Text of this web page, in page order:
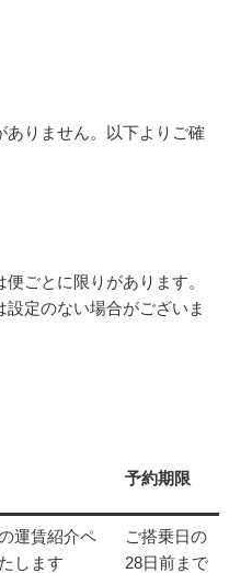
りません。以下よりご確
ごとに限りがあります。
設定のない場合がございま
予約期限
運賃紹介ペ
します
ご搭乗日の
28日前まで